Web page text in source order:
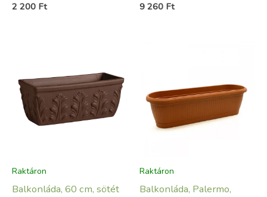
2 200 Ft 9 260 Ft
Raktáron
Balkonláda, 60 cm, sötét
Raktáron
Balkonláda, Palermo,